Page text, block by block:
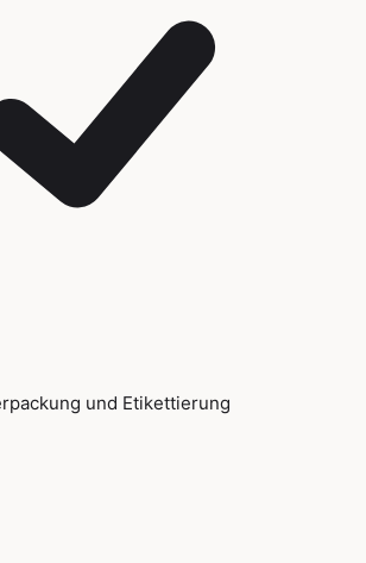
und Etikettierung